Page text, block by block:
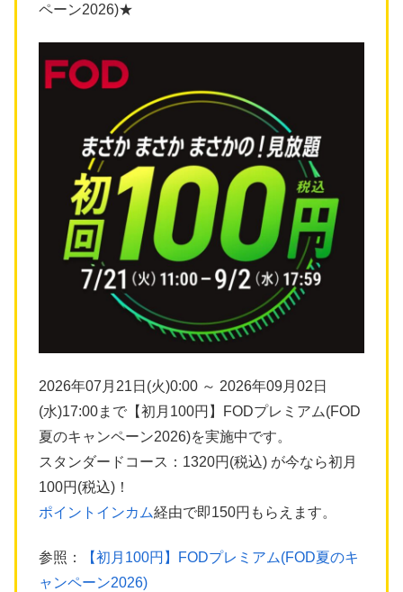
ペーン2026)★
2026年07月21日(火)0:00 ～ 2026年09月02日
(水)17:00まで【初月100円】FODプレミアム(FOD
夏のキャンペーン2026)を実施中です。
スタンダードコース：1320円(税込) が今なら初月
100円(税込)！
ポイントインカム経由で即150円もらえます。
参照：
【初月100円】FODプレミアム(FOD夏のキ
ャンペーン2026)